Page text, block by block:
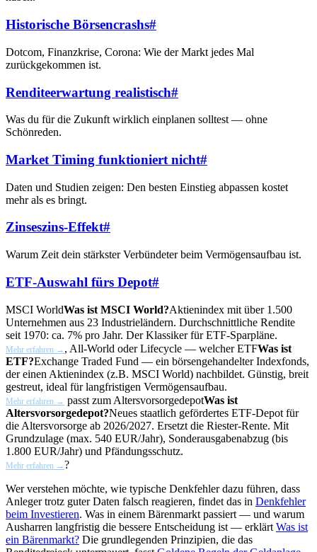
Historische Börsencrashs#
Dotcom, Finanzkrise, Corona: Wie der Markt jedes Mal
zurückgekommen ist.
Renditeerwartung realistisch#
Was du für die Zukunft wirklich einplanen solltest — ohne
Schönreden.
Market Timing funktioniert nicht#
Daten und Studien zeigen: Den besten Einstieg abpassen kostet
mehr als es bringt.
Zinseszins-Effekt#
Warum Zeit dein stärkster Verbündeter beim Vermögensaufbau ist.
ETF-Auswahl fürs Depot#
MSCI WorldWas ist MSCI World?Aktienindex mit über 1.500
Unternehmen aus 23 Industrieländern. Durchschnittliche Rendite
seit 1970: ca. 7% pro Jahr. Der Klassiker für ETF-Sparpläne.
Mehr erfahren → , All-World oder Lifecycle — welcherETFWas ist
ETF?Exchange Traded Fund — ein börsengehandelter Indexfonds,
der einen Aktienindex (z.B. MSCI World) nachbildet. Günstig, breit
gestreut, ideal für langfristigen Vermögensaufbau.
Mehr erfahren → passt zum AltersvorsorgedepotWas ist
Altersvorsorgedepot?Neues staatlich gefördertes ETF-Depot für
die Altersvorsorge ab 2026/2027. Ersetzt die Riester-Rente. Mit
Grundzulage (max. 540 EUR/Jahr), Sonderausgabenabzug (bis
1.800 EUR/Jahr) und Pfändungsschutz.
Mehr erfahren →?
Wer verstehen möchte, wie typische Denkfehler dazu führen, dass
Anleger trotz guter Daten falsch reagieren, findet das in Denkfehler
beim Investieren. Was in einem Bärenmarkt passiert — und warum
Ausharren langfristig die bessere Entscheidung ist — erklärt Was ist
ein Bärenmarkt? Die grundlegenden Prinzipien, die das